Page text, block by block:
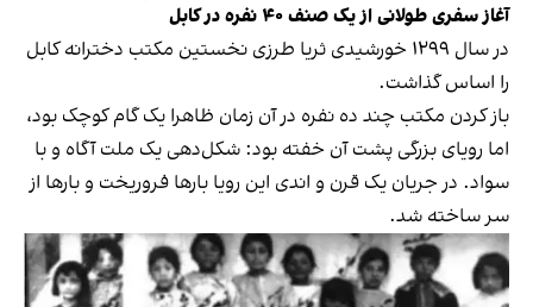
آغاز سفری طولانی از یک صنف ۴۰ نفره در کابل
در سال ۱۲۹۹ خورشیدی ثریا طرزی نخستین مکتب دخترانه کابل
را اساس گذاشت.
باز کردن مکتب چند ده نفره در آن زمان ظاهرا یک گام کوچک بود،
اما رویای بزرگی پشت آن خفته بود: شکل‌دهی یک ملت آگاه و با
سواد. در جریان یک قرن و اندی این رویا بارها فروریخت و بارها از
سر ساخته شد.